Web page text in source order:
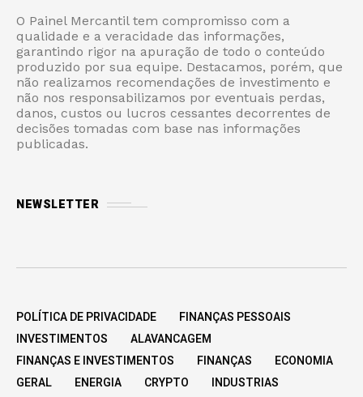
O Painel Mercantil tem compromisso com a
qualidade e a veracidade das informações,
garantindo rigor na apuração de todo o conteúdo
produzido por sua equipe. Destacamos, porém, que
não realizamos recomendações de investimento e
não nos responsabilizamos por eventuais perdas,
danos, custos ou lucros cessantes decorrentes de
decisões tomadas com base nas informações
publicadas.
NEWSLETTER
POLÍTICA DE PRIVACIDADE
FINANÇAS PESSOAIS
INVESTIMENTOS
ALAVANCAGEM
FINANÇAS E INVESTIMENTOS
FINANÇAS
ECONOMIA
GERAL
ENERGIA CRYPTO
INDUSTRIAS